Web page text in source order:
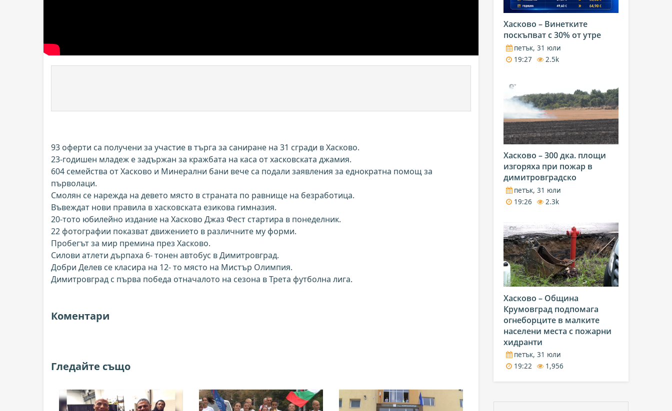
93 оферти са получени за участие в търга за саниране на 31 сгради в Хасково.
23-годишен младеж е задържан за кражбата на каса от хасковската джамия.
604 семейства от Хасково и Минерални бани вече са подали заявления за еднократна помощ за
първолаци.
Смолян се нарежда на девето място в страната по равнище на безработица.
Въвеждат нови правила в хасковската езикова гимназия.
20-тото юбилейно издание на Хасково Джаз Фест стартира в понеделник.
22 фотографии показват движението в различните му форми.
Пробегът за мир премина през Хасково.
Силови атлети дърпаха 6- тонен автобус в Димитровград.
Добри Делев се класира на 12- то място на Мистър Олимпия.
Димитровград с първа победа отначалото на сезона в Трета футболна лига.
Коментари
Гледайте също
Хасково – Винетките
поскъпват с 30% от утре
петък, 31 юли
19:27
2.5k
Хасково – 300 дка. площи
изгоряха при пожар в
димитровградско
петък, 31 юли
19:26
2.3k
Хасково – Община
Крумовград подпомага
огнеборците в малките
населени места с пожарни
хидранти
петък, 31 юли
19:22
1,956